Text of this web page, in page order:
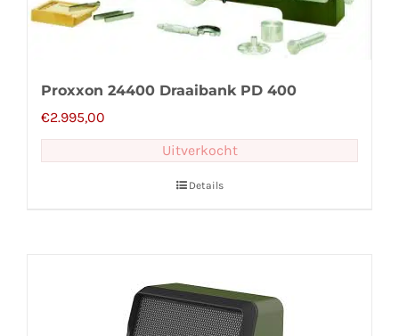
Proxxon 24400 Draaibank PD 400
€2.995,00
Uitverkocht
Details